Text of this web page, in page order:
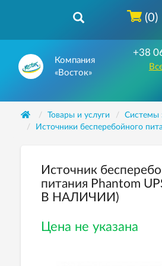
Компания
«Восток»
+38
(0)
Товары и услуги
Системы
Источники бесперебойного
Источник
питания Phantom
В НАЛИЧИИ)
Цена не указана